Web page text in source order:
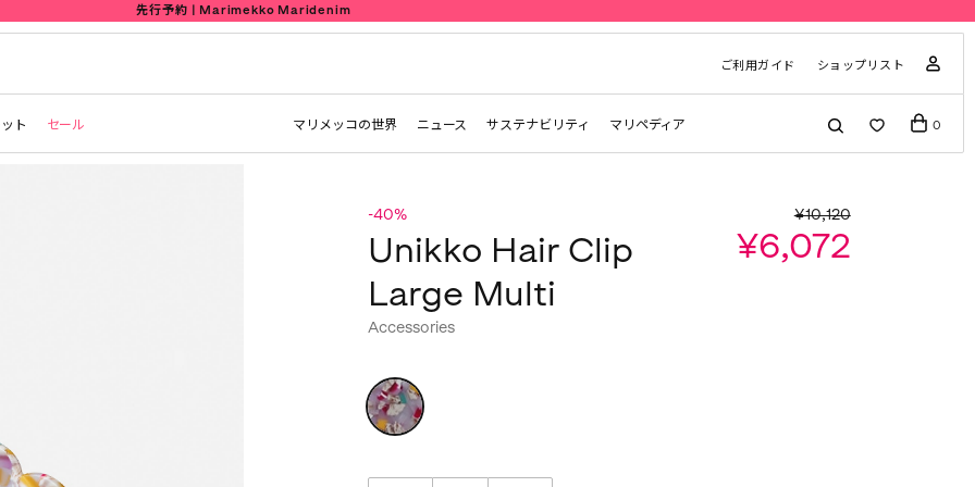
先行予約 | Marimekko Maridenim
ご利用ガイド ショップリスト
ト セール マリメッコの世界 ニュース サステナビリティ マリペディア 0
-40% ¥10,120
Unikko Hair Clip
Large Multi
¥6,072
Accessories